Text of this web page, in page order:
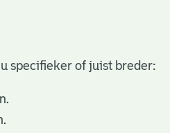
specifieker of juist breder: